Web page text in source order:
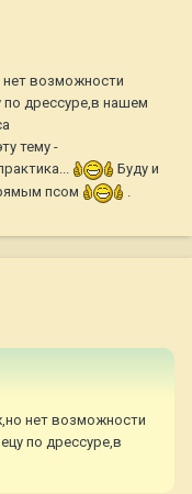
возможности
по дрессуре,в нашем
тему -
Буду и
псом
нет возможности
по дрессуре,в